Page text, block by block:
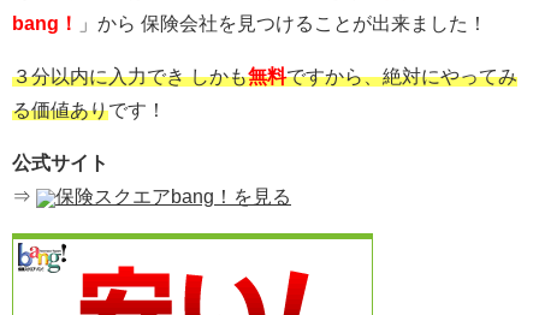
bang！
」から 保険会社を見つけることが出来ました！
３分以内に入力でき しかも無料ですから、絶対にやってみ
る価値ありです！
公式サイト
⇒
保険スクエアbang！を見る